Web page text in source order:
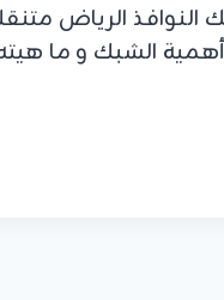
الرياض
الشبك و ما هيته